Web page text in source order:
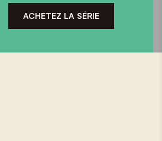
ACHETEZ LA SÉRIE